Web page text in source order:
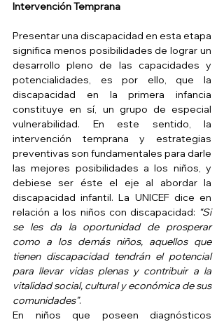
Intervención Temprana
Presentar una discapacidad en esta etapa
significa menos posibilidades de lograr un
desarrollo pleno de las capacidades y
potencialidades, es por ello, que la
discapacidad en la primera infancia
constituye en sí, un grupo de especial
vulnerabilidad. En este sentido, la
intervención temprana y estrategias
preventivas son fundamentales para darle
las mejores posibilidades a los niños, y
debiese ser éste el eje al abordar la
discapacidad infantil. La UNICEF dice en
relación a los niños con discapacidad: “Si
se les da la oportunidad de prosperar
como a los demás niños, aquellos que
tienen discapacidad tendrán el potencial
para llevar vidas plenas y contribuir a la
vitalidad social, cultural y económica de sus
comunidades”.
En niños que poseen diagnósticos